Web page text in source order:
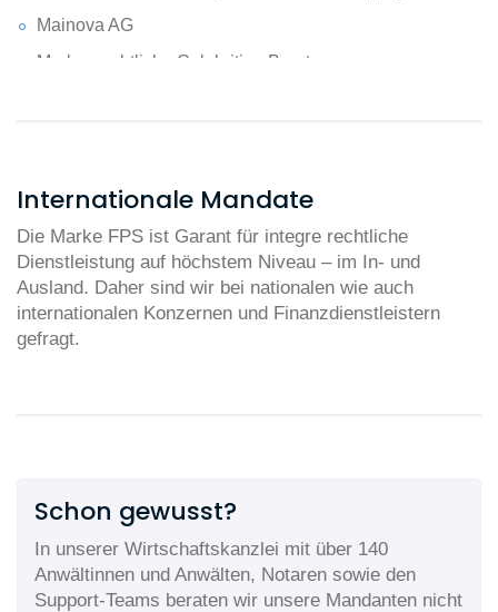
Mainova AG
Markenrechtliche Celebrities-Beratung:
Procter & Gamble
STRABAG, etc.
Internationale Mandate
Die Marke FPS ist Garant für integre rechtliche
Dienstleistung auf höchstem Niveau – im In- und
Ausland. Daher sind wir bei nationalen wie auch
internationalen Konzernen und Finanzdienstleistern
gefragt.
Schon gewusst?
In unserer Wirtschaftskanzlei mit über 140
Anwältinnen und Anwälten, Notaren sowie den
Support-Teams beraten wir unsere Mandanten nicht